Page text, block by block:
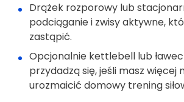
Drążek rozporowy lub
podciąganie i zwisy aktywne,
zastąpić.
Opcjonalnie kettlebell lub
przydadzą się, jeśli masz więcej
urozmaicić domowy trening